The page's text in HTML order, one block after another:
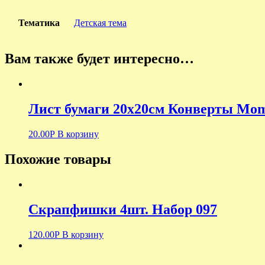
Тематика Детская тема
Вам также будет интересно…
Лист бумаги 20х20см Конверты
20.00Р В корзину
Похожие товары
Скрапфишки 4шт. Набор 097
120.00Р В корзину